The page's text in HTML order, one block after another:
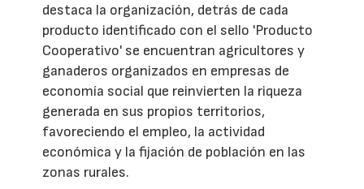
destaca la organización, detrás de cada
producto identificado con el sello 'Producto
Cooperativo' se encuentran agricultores y
ganaderos organizados en empresas de
economía social que reinvierten la riqueza
generada en sus propios territorios,
favoreciendo el empleo, la actividad
económica y la fijación de población en las
zonas rurales.